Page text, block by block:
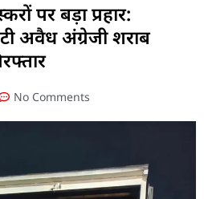
पर बड़ा प्रहार:
अवैध अंग्रेजी शराब
No Comments